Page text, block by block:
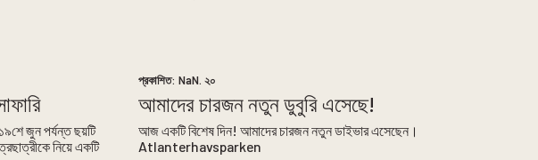
জুন পর্যন্ত ছয়টি
নিয়ে একটি
প্রকাশিত: NaN. ২০
আমাদের চারজন নতুন ডুবুরি এসেছে!
আজ একটি বিশেষ দিন! আমাদের চারজন নতুন ডাইভার এসেছেন।
Atlanterhavsparken